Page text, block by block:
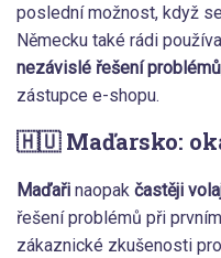
poslední možnost, když
Německu také rádi
nezávislé řešení problémů
zástupce e-shopu.
🇭🇺 Maďarsko:
Maďaři naopak častěji
řešení problémů při
zákaznické zkušenosti